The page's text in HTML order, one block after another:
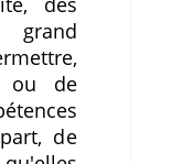
grand
ou de
de